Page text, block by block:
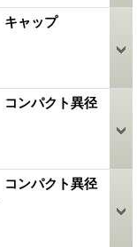
ャップ
ンパクト異径
ンパクト異径